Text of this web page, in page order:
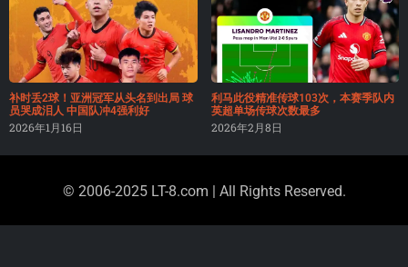
补时丢2球！亚洲冠军从头名到出局 球
员哭成泪人 中国队冲4强利好
2026年1月16日
利马此役精准传球103次，本赛季队内
英超单场传球次数最多
2026年2月8日
© 2006-2025 LT-8.com | All Rights Reserved.